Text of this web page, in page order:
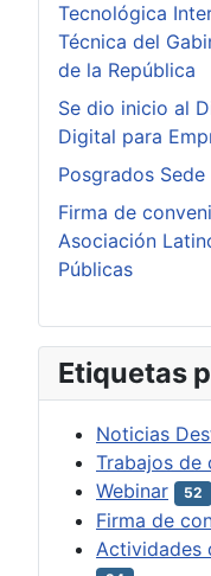
Tecnológica
Técnica del
de la República
Se dio inicio al
Digital para
Posgrados
Firma de
Asociación
Públicas
Etiquetas
Noticias
Trabajos de
Webinar 52
Firma de
Actividades